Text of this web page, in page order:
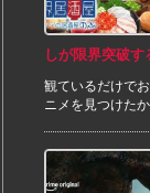
しが限界突破す
観ているだけで
ニメを見つけた